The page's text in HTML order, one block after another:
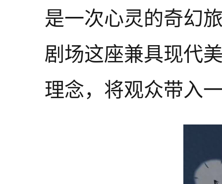
是一次心灵的奇幻
剧场这座兼具现代
理念，将观众带入